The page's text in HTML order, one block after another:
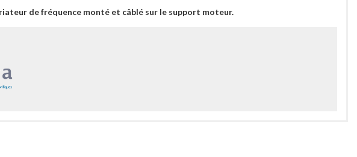
de fréquence monté et câblé sur le support moteur.